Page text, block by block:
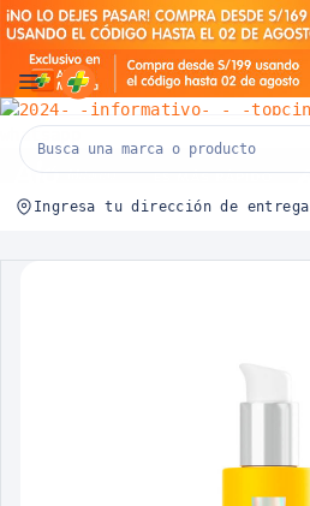
Mifarma
Ingresa tu dirección de entrega